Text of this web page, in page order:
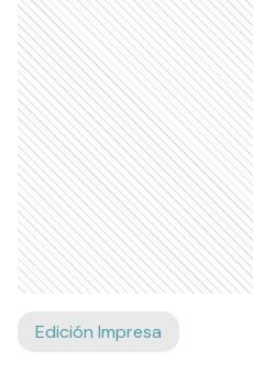
Edición Impresa